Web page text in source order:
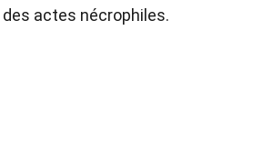
actes nécrophiles.